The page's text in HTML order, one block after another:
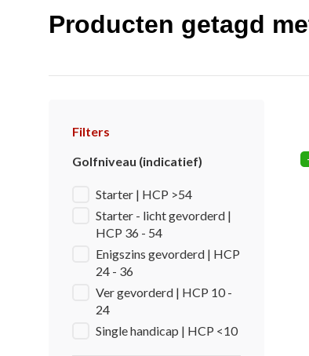
Producten getagd
Filters
Golfniveau (indicatief)
Starter | HCP >54
Starter - licht gevorderd |
HCP 36 - 54
Enigszins gevorderd | HCP
24 - 36
Ver gevorderd | HCP 10 -
24
Single handicap | HCP <10